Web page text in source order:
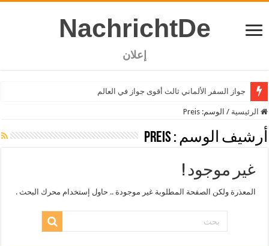
NachrichtDe
إعلان
جواز السفر الألماني ثالث أقوى جواز في العالم
الرئيسية / الوسم:Preis
أرشيف الوسم : Preis
غير موجود !
المعذرة ولكن الصفحة المطلوبة غير موجودة .. حاول إستخدام محرك البحث .